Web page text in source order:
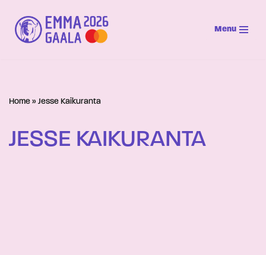
Siirry
suoraan
Menu
Home » Jesse Kaikuranta
JESSE KAIKURANTA